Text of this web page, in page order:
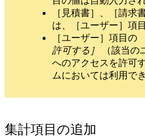
［見積書］、［請求
は、［ユーザー］項
［ユーザー］項目の
許可する］
（該当
へのアクセスを許可
ムにおいては利用で
集計項目の追加